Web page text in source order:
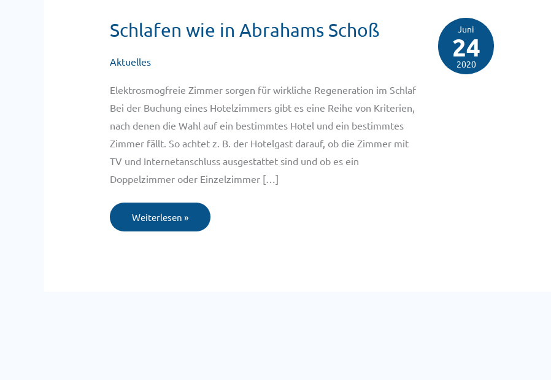
Schlafen wie in Abrahams Schoß
Aktuelles
Elektrosmogfreie Zimmer sorgen für wirkliche Regeneration im Schlaf
Bei der Buchung eines Hotelzimmers gibt es eine Reihe von Kriterien,
nach denen die Wahl auf ein bestimmtes Hotel und ein bestimmtes
Zimmer fällt. So achtet z. B. der Hotelgast darauf, ob die Zimmer mit
TV und Internetanschluss ausgestattet sind und ob es ein
Doppelzimmer oder Einzelzimmer […]
Schlafen
wie
in
Schoß
Weiterlesen »
Juni
24
2020